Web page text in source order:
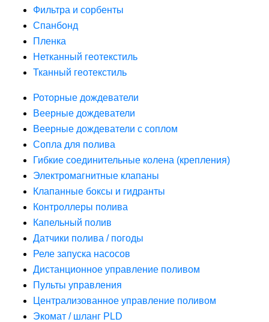
Фильтра и сорбенты
Спанбонд
Пленка
Нетканный геотекстиль
Тканный геотекстиль
Роторные дождеватели
Веерные дождеватели
Веерные дождеватели с соплом
Сопла для полива
Гибкие соединительные колена (крепления)
Электромагнитные клапаны
Клапанные боксы и гидранты
Контроллеры полива
Капельный полив
Датчики полива / погоды
Реле запуска насосов
Дистанционное управление поливом
Пульты управления
Централизованное управление поливом
Экомат / шланг PLD